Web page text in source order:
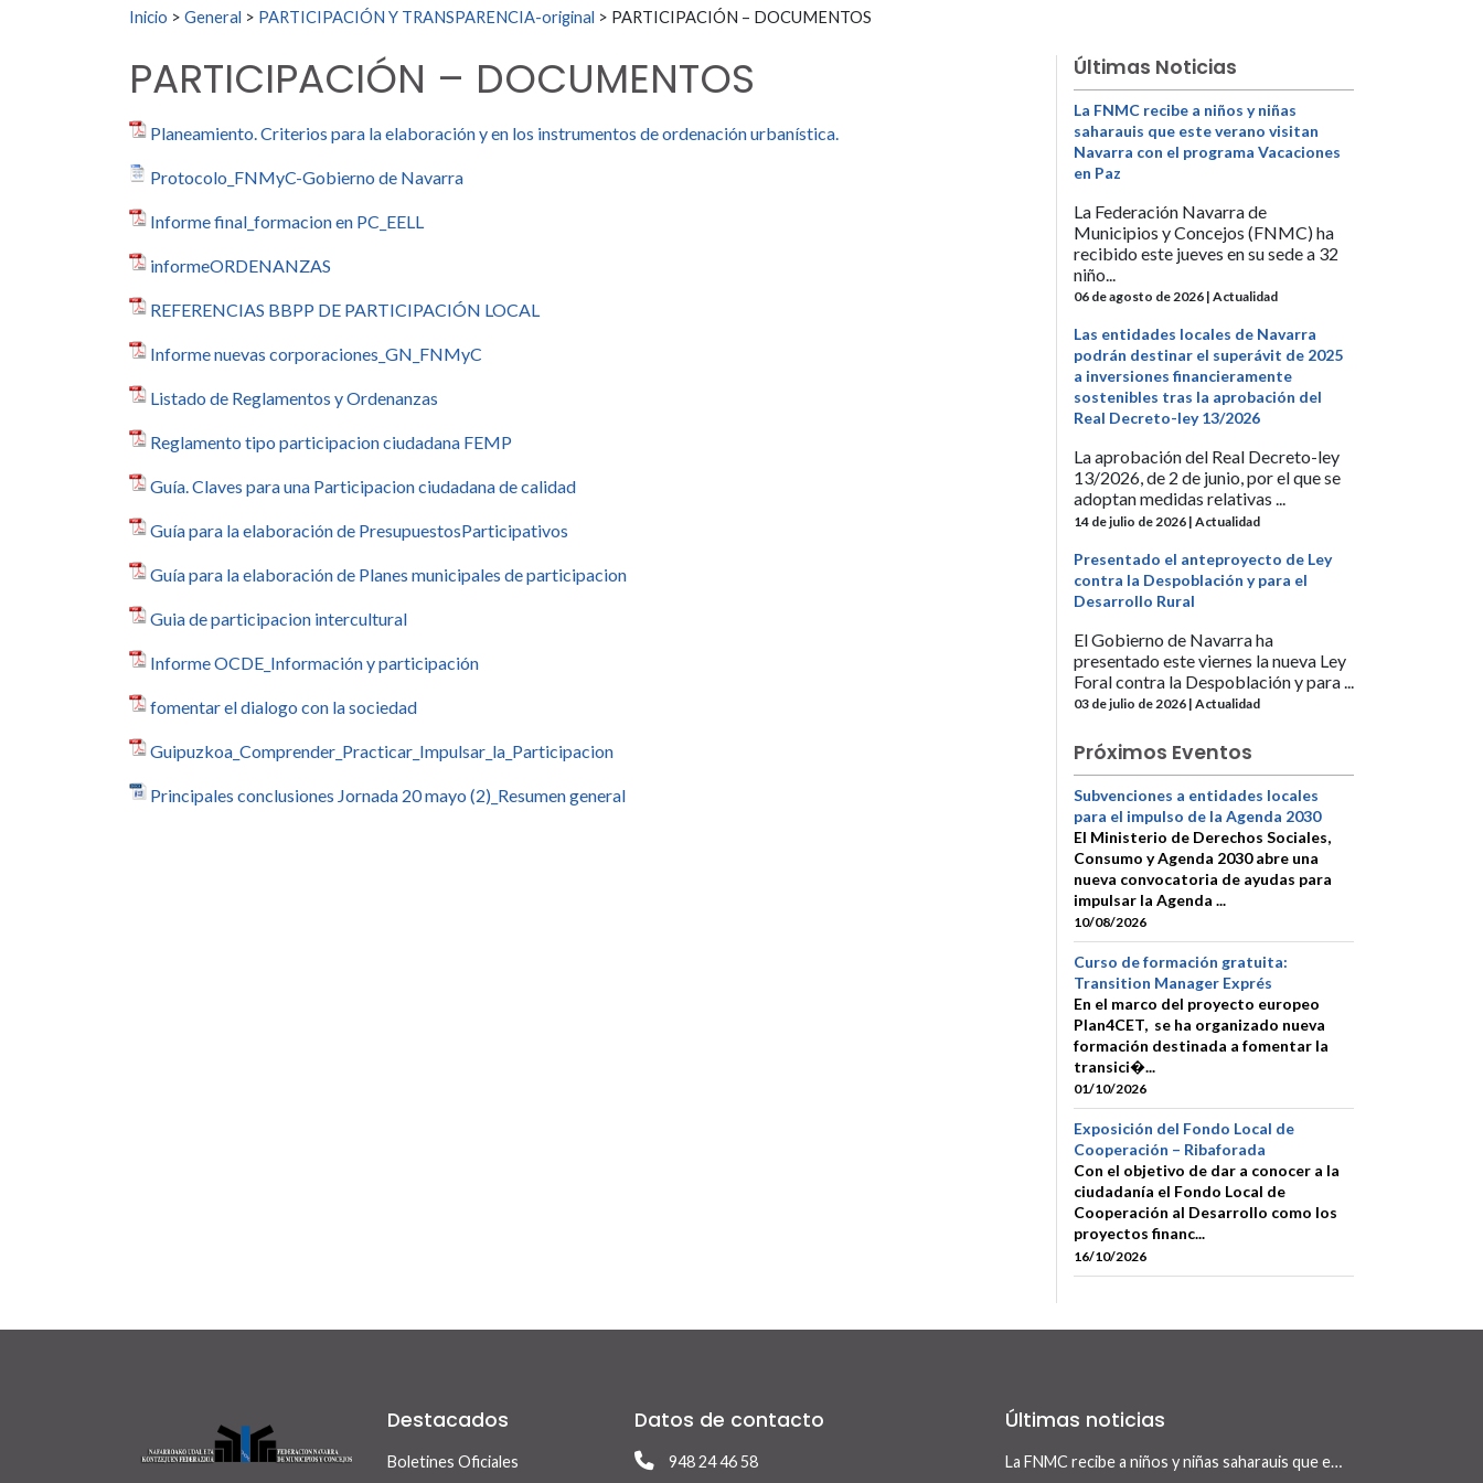
Buscar:
Inicio > General > PARTICIPACIÓN Y TRANSPARENCIA-original > PARTICIPACIÓN – DOCUMENTOS
PARTICIPACIÓN – DOCUMENTOS
Planeamiento. Criterios para la elaboración y en los instrumentos de ordenación urbanística.
Protocolo_FNMyC-Gobierno de Navarra
Informe final_formacion en PC_EELL
informeORDENANZAS
REFERENCIAS BBPP DE PARTICIPACIÓN LOCAL
Informe nuevas corporaciones_GN_FNMyC
Listado de Reglamentos y Ordenanzas
Reglamento tipo participacion ciudadana FEMP
Guía. Claves para una Participacion ciudadana de calidad
Guía para la elaboración de PresupuestosParticipativos
Guía para la elaboración de Planes municipales de participacion
Guia de participacion intercultural
Informe OCDE_Información y participación
fomentar el dialogo con la sociedad
Guipuzkoa_Comprender_Practicar_Impulsar_la_Participacion
Principales conclusiones Jornada 20 mayo (2)_Resumen general
Últimas Noticias
La FNMC recibe a niños y niñas
saharauis que este verano visitan
Navarra con el programa Vacaciones
en Paz
La Federación Navarra de
Municipios y Concejos (FNMC) ha
recibido este jueves en su sede a 32
niño...
06 de agosto de 2026 | Actualidad
Las entidades locales de Navarra
podrán destinar el superávit de 2025
a inversiones financieramente
sostenibles tras la aprobación del
Real Decreto-ley 13/2026
La aprobación del Real Decreto-ley
13/2026, de 2 de junio, por el que se
adoptan medidas relativas ...
14 de julio de 2026 | Actualidad
Presentado el anteproyecto de Ley
contra la Despoblación y para el
Desarrollo Rural
El Gobierno de Navarra ha
presentado este viernes la nueva Ley
Foral contra la Despoblación y para ...
03 de julio de 2026 | Actualidad
Próximos Eventos
Subvenciones a entidades locales
para el impulso de la Agenda 2030
El Ministerio de Derechos Sociales,
Consumo y Agenda 2030 abre una
nueva convocatoria de ayudas para
impulsar la Agenda ...
10/08/2026
Curso de formación gratuita:
Transition Manager Exprés
En el marco del proyecto europeo
Plan4CET, se ha organizado nueva
formación destinada a fomentar la
transici�...
01/10/2026
Exposición del Fondo Local de
Cooperación – Ribaforada
Con el objetivo de dar a conocer a la
ciudadanía el Fondo Local de
Cooperación al Desarrollo como los
proyectos financ...
16/10/2026
Destacados
Boletines Oficiales
Datos de contacto
948 24 46 58
Últimas noticias
La FNMC recibe a niños y niñas saharauis que este verano visitan Navarra con el programa Vacaciones en Paz